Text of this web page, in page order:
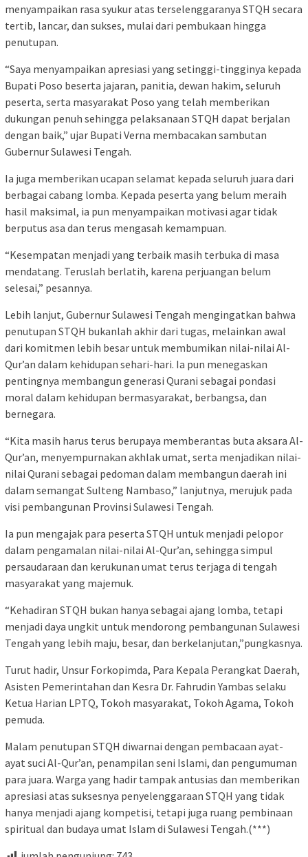
menyampaikan rasa syukur atas terselenggaranya STQH secara
tertib, lancar, dan sukses, mulai dari pembukaan hingga
penutupan.
“Saya menyampaikan apresiasi yang setinggi-tingginya kepada
Bupati Poso beserta jajaran, panitia, dewan hakim, seluruh
peserta, serta masyarakat Poso yang telah memberikan
dukungan penuh sehingga pelaksanaan STQH dapat berjalan
dengan baik,” ujar Bupati Verna membacakan sambutan
Gubernur Sulawesi Tengah.
Ia juga memberikan ucapan selamat kepada seluruh juara dari
berbagai cabang lomba. Kepada peserta yang belum meraih
hasil maksimal, ia pun menyampaikan motivasi agar tidak
berputus asa dan terus mengasah kemampuan.
“Kesempatan menjadi yang terbaik masih terbuka di masa
mendatang. Teruslah berlatih, karena perjuangan belum
selesai,” pesannya.
Lebih lanjut, Gubernur Sulawesi Tengah mengingatkan bahwa
penutupan STQH bukanlah akhir dari tugas, melainkan awal
dari komitmen lebih besar untuk membumikan nilai-nilai Al-
Qur’an dalam kehidupan sehari-hari. Ia pun menegaskan
pentingnya membangun generasi Qurani sebagai pondasi
moral dalam kehidupan bermasyarakat, berbangsa, dan
bernegara.
“Kita masih harus terus berupaya memberantas buta aksara Al-
Qur’an, menyempurnakan akhlak umat, serta menjadikan nilai-
nilai Qurani sebagai pedoman dalam membangun daerah ini
dalam semangat Sulteng Nambaso,” lanjutnya, merujuk pada
visi pembangunan Provinsi Sulawesi Tengah.
Ia pun mengajak para peserta STQH untuk menjadi pelopor
dalam pengamalan nilai-nilai Al-Qur’an, sehingga simpul
persaudaraan dan kerukunan umat terus terjaga di tengah
masyarakat yang majemuk.
“Kehadiran STQH bukan hanya sebagai ajang lomba, tetapi
menjadi daya ungkit untuk mendorong pembangunan Sulawesi
Tengah yang lebih maju, besar, dan berkelanjutan,”pungkasnya.
Turut hadir, Unsur Forkopimda, Para Kepala Perangkat Daerah,
Asisten Pemerintahan dan Kesra Dr. Fahrudin Yambas selaku
Ketua Harian LPTQ, Tokoh masyarakat, Tokoh Agama, Tokoh
pemuda.
Malam penutupan STQH diwarnai dengan pembacaan ayat-
ayat suci Al-Qur’an, penampilan seni Islami, dan pengumuman
para juara. Warga yang hadir tampak antusias dan memberikan
apresiasi atas suksesnya penyelenggaraan STQH yang tidak
hanya menjadi ajang kompetisi, tetapi juga ruang pembinaan
spiritual dan budaya umat Islam di Sulawesi Tengah.(***)